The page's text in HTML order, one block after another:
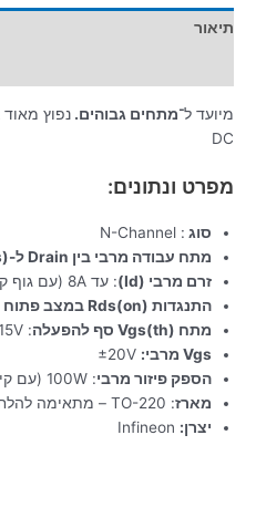
תיאור
מיועד ל־מתחים גבוהים.
DC
מפרט ונתונים:
סוג : N-Channel
מתח עבודה מרבי בין Drain ל-Source (Vds)
זרם מרבי (Id)
: עד 8A (עם גוף קירור מתאים)
התנגדות Rds(on) במצב פתוח
מתח Vgs(th) סף להפעלה
: 10-15V
Vgs מרבי:
הספק פיזור מרבי: 100W (עם קירור תקני)
מארז: TO-220 – מתאימה להלחמה ולקירור עם גוף קירור
יצרן: